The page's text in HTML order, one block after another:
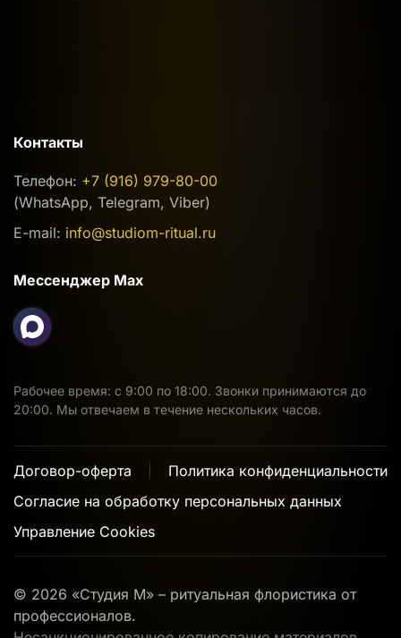
Контакты
Телефон: +7 (916) 979-80-00
(WhatsApp, Telegram, Viber)
E-mail: info@studiom-ritual.ru
Мессенджер Max
Рабочее время: с 9:00 по 18:00. Звонки принимаются до
20:00. Мы отвечаем в течение нескольких часов.
Договор-оферта
Политика конфиденциальности
Согласие на обработку персональных данных
Управление Cookies
© 2026 «Студия М» – ритуальная флористика от
профессионалов.